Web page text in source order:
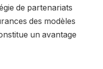
de partenariats
des modèles
un avantage